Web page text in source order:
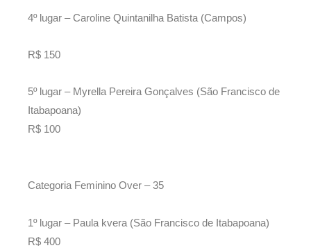
4º lugar – Caroline Quintanilha Batista (Campos)
R$ 150
5º lugar – Myrella Pereira Gonçalves (São Francisco de
Itabapoana)
R$ 100
Categoria Feminino Over – 35
1º lugar – Paula kvera (São Francisco de Itabapoana)
R$ 400